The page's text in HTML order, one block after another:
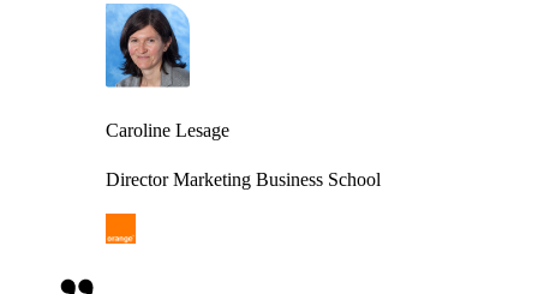
Caroline Lesage
Director Marketing Business School